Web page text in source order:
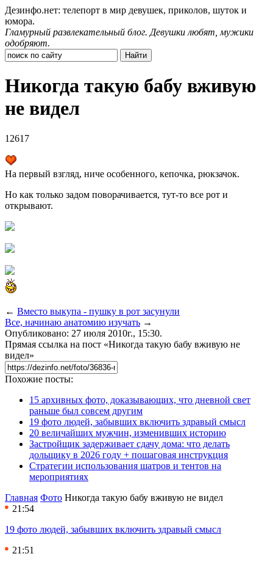
Дезинфо.нет: телепорт в мир девушек, приколов, шуток и
юмора.
Гламурный развлекательный блог. Девушки любят, мужики
одобряют.
Никогда такую бабу вживую
не видел
12617
На первый взгляд, ниче особенного, кепочка, рюкзачок.
Но как только задом поворачивается, тут-то все рот и
открывают.
← Вместо выкупа - пушку в рот засунули
Все, начинаю анатомию изучать →
Опубликовано: 27 июля 2010г., 15:30.
Прямая ссылка на пост «Никогда такую бабу вживую не
видел»
Похожие посты:
15 архивных фото, доказывающих, что дневной свет
раньше был совсем другим
19 фото людей, забывших включить здравый смысл
20 величайших мужчин, изменивших историю
Застройщик задерживает сдачу дома: что делать
дольщику в 2026 году + пошаговая инструкция
Стратегии использования шатров и тентов на
мероприятиях
Главная Фото Никогда такую бабу вживую не видел
21:54
19 фото людей, забывших включить здравый смысл
21:51